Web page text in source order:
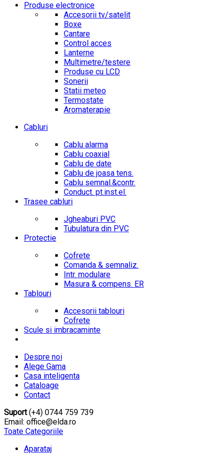
Produse electronice
Accesorii tv/satelit
Boxe
Cantare
Control acces
Lanterne
Multimetre/testere
Produse cu LCD
Sonerii
Statii meteo
Termostate
Aromaterapie
Cabluri
Cablu alarma
Cablu coaxial
Cablu de date
Cablu de joasa tens.
Cablu semnal.&contr.
Conduct. pt.inst.el.
Trasee cabluri
Jgheaburi PVC
Tubulatura din PVC
Protectie
Cofrete
Comanda & semnaliz.
Intr. modulare
Masura & compens. ER
Tablouri
Accesorii tablouri
Cofrete
Scule si imbracaminte
Despre noi
Alege Gama
Casa inteligenta
Cataloage
Contact
Suport(+4) 0744 759 739
Email: office@elda.ro
Toate Categoriile
Aparataj